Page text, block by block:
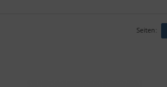
Seiten: